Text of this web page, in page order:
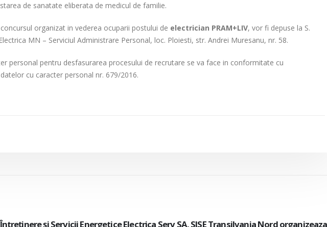
de sanatate eliberata de medicul de familie.
organizat in vederea ocuparii postului de electrician PRAM+LIV, vor fi depuse la S.
MN – Serviciul Administrare Personal, loc. Ploiesti, str. Andrei Muresanu, nr. 58.
personal pentru desfasurarea procesului de recrutare se va face in conformitate cu
cu caracter personal nr. 679/2016.
şi Servicii Energetice Electrica Serv SA, organizeaza concurs intern/extern